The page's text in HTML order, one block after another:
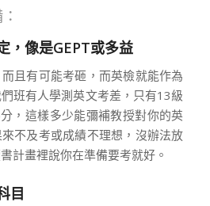
，像是GEPT或多益
且有可能考砸，而英檢就能作為
班有人學測英文考差，只有13級
，這樣多少能彌補教授對你的英
不及考或成績不理想，沒辦法放
計畫裡說你在準備要考就好。
目